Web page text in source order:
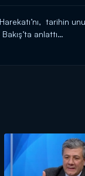
tarihin
anlattı…
söylendiği gibi